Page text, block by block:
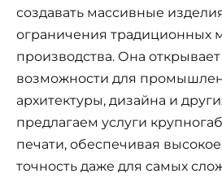
создавать массивные
ограничения традиционных
производства. Она
возможности для
архитектуры, дизайна и
предлагаем услуги
печати, обеспечивая
точность даже для самых